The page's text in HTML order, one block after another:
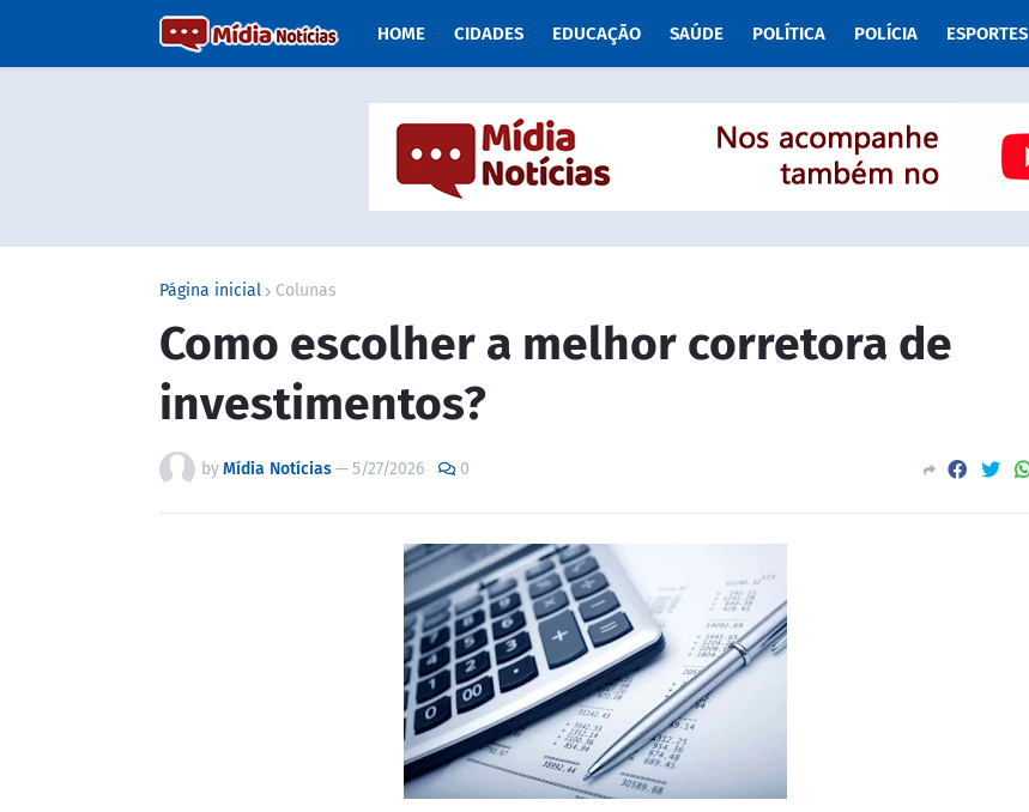
HOME CIDADES EDUCAÇÃO SAÚDE POLÍTICA POLÍCIA ESPORTES
Página inicial Colunas
Como escolher a melhor corretora de
investimentos?
byMídia Notícias—5/27/2026 0